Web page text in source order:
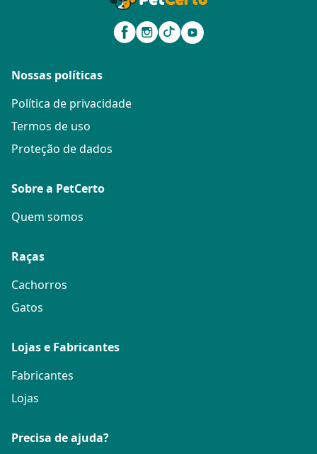
Nossas políticas
Política de privacidade
Termos de uso
Proteção de dados
Sobre a PetCerto
Quem somos
Raças
Cachorros
Gatos
Lojas e Fabricantes
Fabricantes
Lojas
Precisa de ajuda?